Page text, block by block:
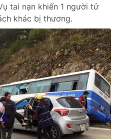
tai nạn khiến 1 người tử
khác bị thương.